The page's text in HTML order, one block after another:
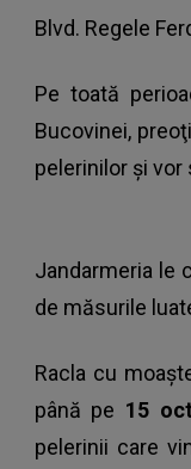
Blvd. Regele
Pe toată
Bucovinei,
pelerinilor şi vor
Jandarmeria le
de măsurile
Racla cu
până pe 15
pelerinii care